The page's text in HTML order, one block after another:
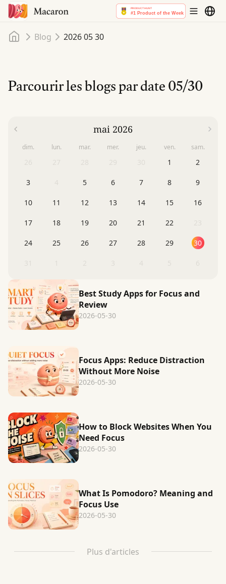
Accueil
Blog 2026 05 30
Parcourir les blogs par date05/30
Best Study Apps for Focus and
Review
2026-05-30
Focus Apps: Reduce Distraction
Without More Noise
2026-05-30
How to Block Websites When You
Need Focus
2026-05-30
What Is Pomodoro? Meaning and
Focus Use
2026-05-30
Plus d'articles
mai 2026
dim. lun. mar. mer. jeu. ven. sam.
1 2
3 5 6 7 8 9
10 11 12 13 14 15 16
17 18 19 20 21 22
24 25 26 27 28 29 30